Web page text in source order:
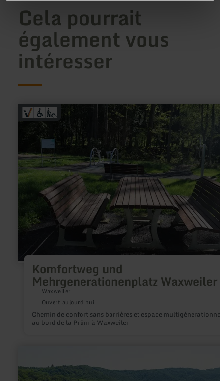
Cela pourrait
également vous
intéresser
Komfortweg und
Mehrgenerationenplatz Waxweiler
Waxweiler
Ouvert aujourd'hui
Chemin de confort sans barrières et espace
au bord de la Prüm à Waxweiler
en
savoir
plus
Komfortweg
und
Mehrgenerationenplatz
Waxweiler
plus